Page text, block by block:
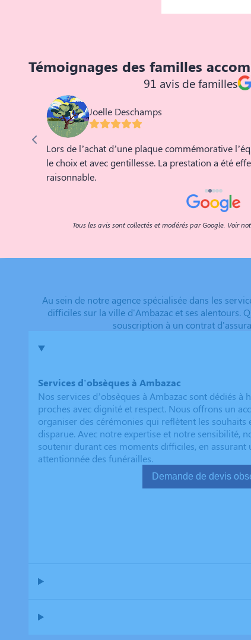
Témoignages des familles
91 avis de familles
Joelle Deschamps
Lors de l’achat d’une plaque commémorative
le choix et avec gentillesse. La prestation a été
raisonnable.
Tous les avis sont collectés et modérés par Google. Voir
Au sein de notre agence spécialisée dans les
difficiles sur la ville d'Ambazac et ses alentours.
souscription à un contrat
Services d'obsèques à Ambazac
Nos services d’obsèques à Ambazac sont dédiés
proches avec dignité et respect. Nous offrons un
organiser des cérémonies qui reflètent les souhaits
disparue. Avec notre expertise et notre sensibilité,
soutenir durant ces moments difficiles, en assurant
attentionnée des funérailles.
Demande